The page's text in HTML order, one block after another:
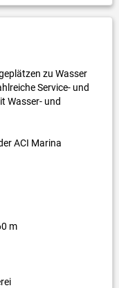
zu Wasser
Service- und
Wasser- und
ACI Marina
m